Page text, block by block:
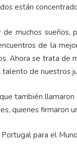
están
de muchos
de la
Ahora se trata de
de nuestros
también
quienes firmaron
para el